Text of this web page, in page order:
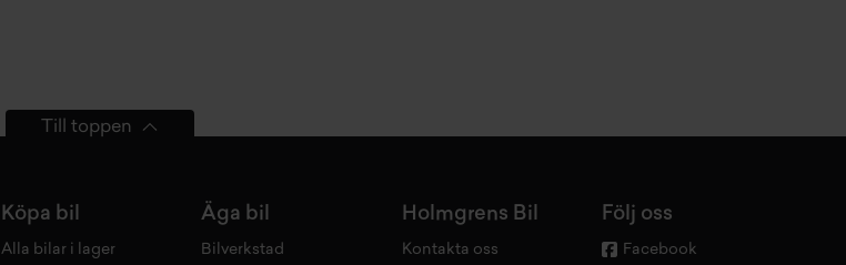
Till toppen
Köpa bil
Alla bilar i lager
Äga bil
Bilverkstad
Holmgrens Bil
Kontakta oss
Följ oss
Facebook